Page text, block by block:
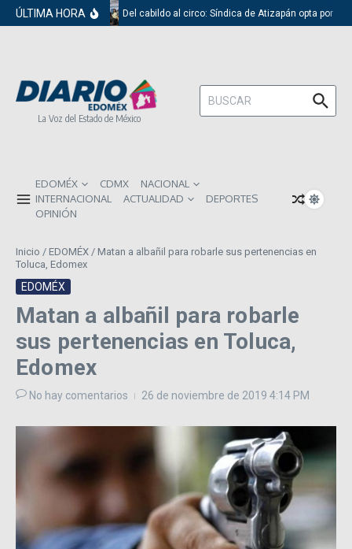
Saltar al contenido
ÚLTIMA HORA Del cabildo al circo: Síndica de Atizapán opta por el
La Voz del Estado de México
Buscar:
EDOMÉX CDMX
NACIONAL
INTERNACIONAL
ACTUALIDAD
DEPORTES
OPINIÓN
Inicio / EDOMÉX / Matan a albañil para robarle sus pertenencias en
Toluca, Edomex
EDOMÉX
Matan a albañil para robarle
sus pertenencias en Toluca,
Edomex
No hay comentarios 26 de noviembre de 2019 4:14 PM